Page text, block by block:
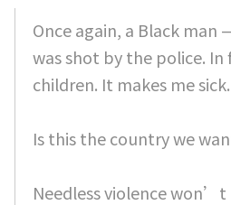
Once again, a Black man
was shot by the police. In
children. It makes me sick.
Is this the country we
Needless violence won’t